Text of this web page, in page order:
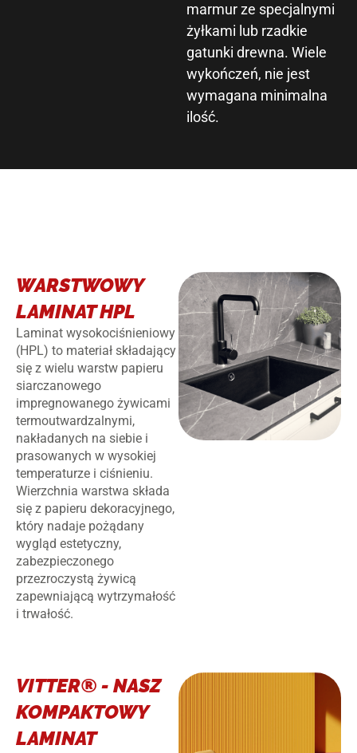
marmur ze specjalnymi
żyłkami lub rzadkie
gatunki drewna. Wiele
wykończeń, nie jest
wymagana minimalna
ilość.
WARSTWOWY
LAMINAT HPL
Laminat wysokociśnieniowy
(HPL) to materiał składający
się z wielu warstw papieru
siarczanowego
impregnowanego żywicami
termoutwardzalnymi,
nakładanych na siebie i
prasowanych w wysokiej
temperaturze i ciśnieniu.
Wierzchnia warstwa składa
się z papieru dekoracyjnego,
który nadaje pożądany
wygląd estetyczny,
zabezpieczonego
przezroczystą żywicą
zapewniającą wytrzymałość
i trwałość.
VITTER® - NASZ
KOMPAKTOWY
LAMINAT